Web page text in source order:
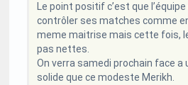
Le point positif c’est que
contrôler ses matches comme
meme maitrise mais cette fois,
pas nettes.
On verra samedi prochain face a
solide que ce modeste Merikh.